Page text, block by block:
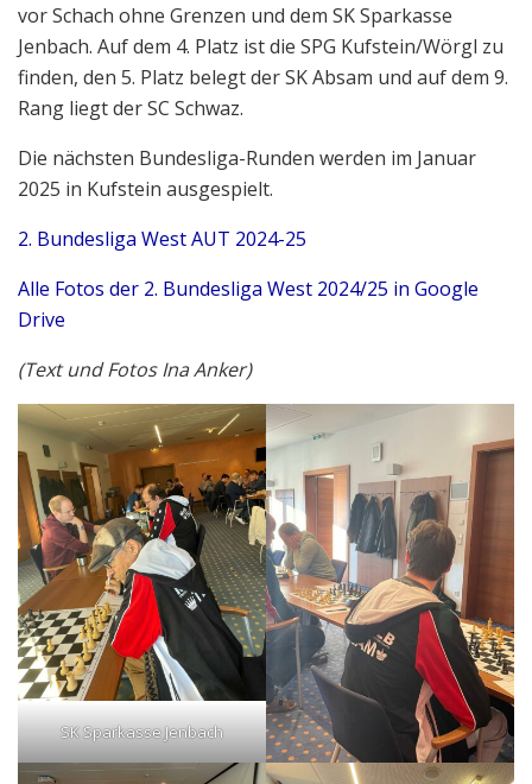
vor Schach ohne Grenzen und dem SK Sparkasse
Jenbach. Auf dem 4. Platz ist die SPG Kufstein/Wörgl zu
finden, den 5. Platz belegt der SK Absam und auf dem 9.
Rang liegt der SC Schwaz.
Die nächsten Bundesliga-Runden werden im Januar
2025 in Kufstein ausgespielt.
2. Bundesliga West AUT 2024-25
Alle Fotos der 2. Bundesliga West 2024/25 in Google
Drive
(Text und Fotos Ina Anker)
SK Sparkasse Jenbach